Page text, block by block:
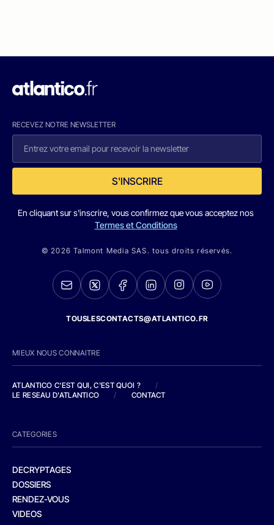
RECEVEZ NOTRE NEWSLETTER
S'INSCRIRE
En cliquant sur s'inscrire, vous confirmez que vous acceptez nos
Termes et Conditions
© 2026 Talmont Media SAS. tous droits réservés.
TOUSLESCONTACTS@ATLANTICO.FR
MIEUX NOUS CONNAITRE
ATLANTICO C'EST QUI, C'EST QUOI ?
/
LE RESEAU D'ATLANTICO
/ CONTACT
CATEGORIES
DECRYPTAGES
DOSSIERS
RENDEZ-VOUS
VIDEOS